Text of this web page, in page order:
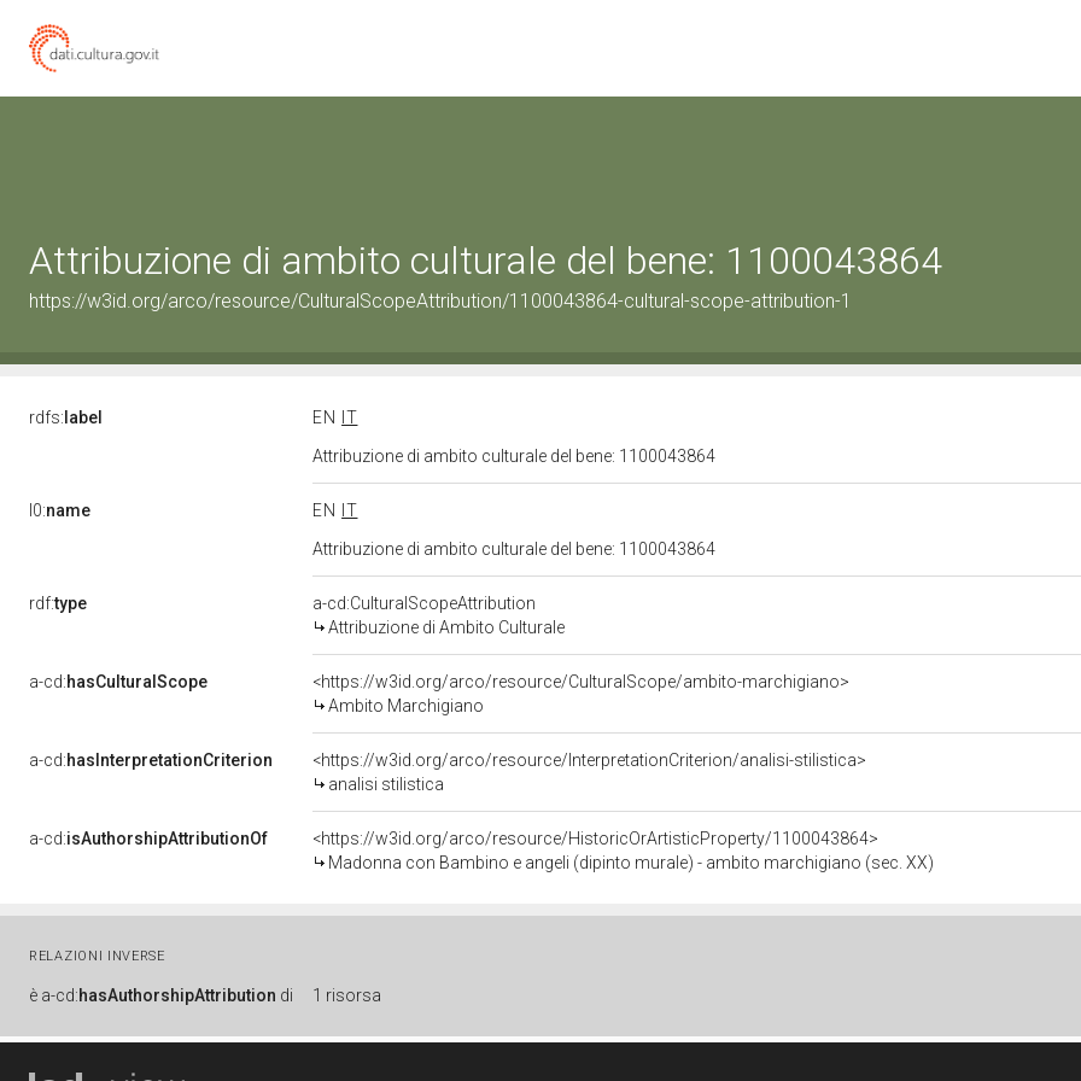
Attribuzione di ambito culturale del bene: 1100043864
https://w3id.org/arco/resource/CulturalScopeAttribution/1100043864-cultural-scope-attribution-1
rdfs: label EN
IT
Attribuzione di ambito culturale del bene: 1100043864
l0:name EN
IT
Attribuzione di ambito culturale del bene: 1100043864
rdf:type
a-cd:CulturalScopeAttribution
Attribuzione di Ambito Culturale
a-cd:hasCulturalScope
<https://w3id.org/arco/resource/CulturalScope/ambito-marchigiano>
Ambito Marchigiano
a-cd:hasInterpretationCriterion
<https://w3id.org/arco/resource/InterpretationCriterion/analisi-stilistica>
analisi stilistica
a-cd:isAuthorshipAttributionOf
<https://w3id.org/arco/resource/HistoricOrArtisticProperty/1100043864>
Madonna con Bambino e angeli (dipinto murale) - ambito marchigiano (sec. XX)
RELAZIONI INVERSE
è a-cd:hasAuthorshipAttribution di 1 risorsa